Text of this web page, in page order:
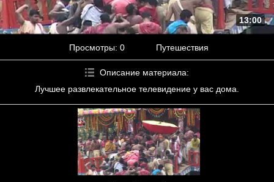
13:00
Просмотры: 0 Путешествия
Описание материала:
Лучшее развлекательное телевидение у вас дома.